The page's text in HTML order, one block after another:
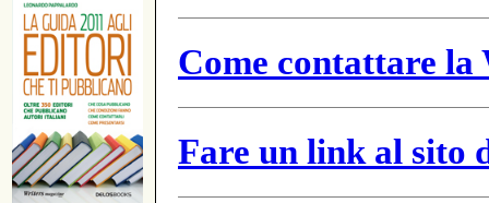
Come contattare
Fare un link al sito